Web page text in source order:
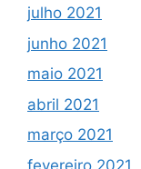
julho 2021
junho 2021
maio 2021
abril 2021
março 2021
fevereiro 2021